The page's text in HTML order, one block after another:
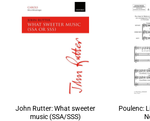
John Rutter: What sweeter
music (SSA/SSS)
Poulenc: